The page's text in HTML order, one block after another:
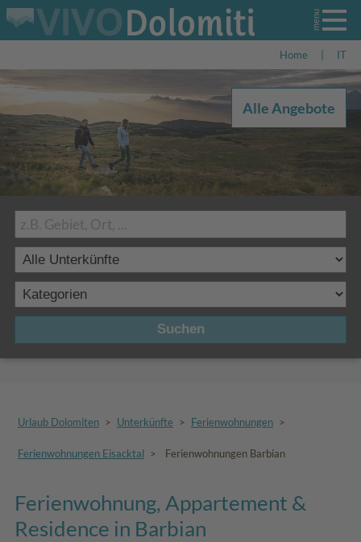
Home IT
Suchen
Alle Angebote
Urlaub Dolomiten > Unterkünfte > Ferienwohnungen >
Ferienwohnungen Eisacktal > Ferienwohnungen Barbian
Ferienwohnung, Appartement &
Residence in Barbian